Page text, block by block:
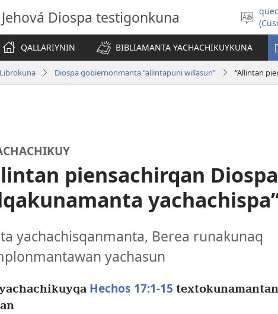
Jehová Diospa testigonkuna
QALLARIYNIN BIBLIAMANTA YACHACHIKUYKUNA
Librokuna Diospa gobiernonmanta “allintapuni willasun” “Allintan
piensachirqan
yachachisqanmanta, Berea runakunaq
yachasun
Hechos 17:1-15